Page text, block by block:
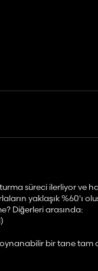
süreci ilerliyor
yaklaşık %60'ı
Diğerleri arasında:
bir tane tam